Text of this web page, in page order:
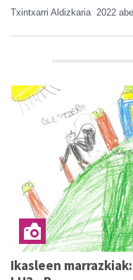
Txintxarri Aldizkaria 2022
Ikasleen